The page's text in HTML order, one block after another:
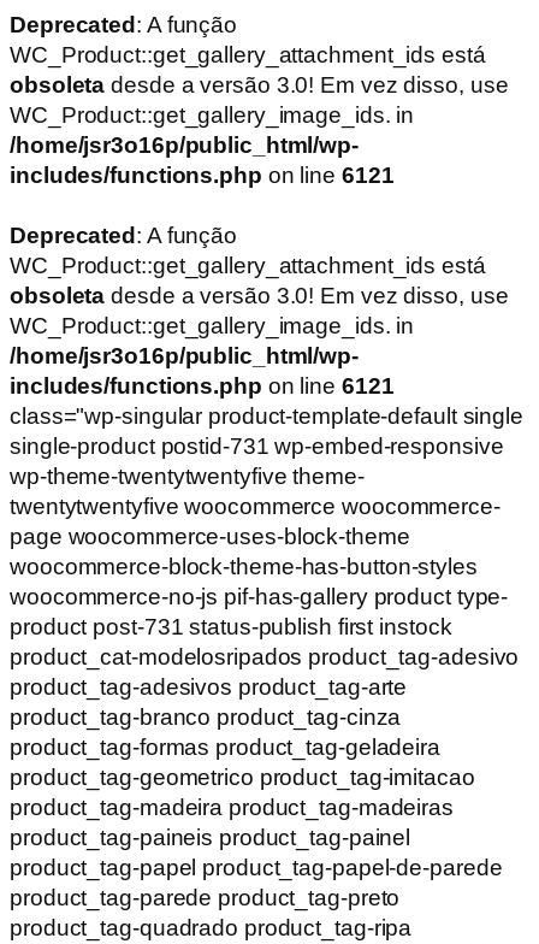
Deprecated : A função
WC_Product::get_gallery_attachment_ids está
obsoleta desde a versão 3.0! Em vez disso, use
WC_Product::get_gallery_image_ids. in
/home/jsr3o16p/public_html/wp-
includes/functions.php on line 6121
Deprecated : A função
WC_Product::get_gallery_attachment_ids está
obsoleta desde a versão 3.0! Em vez disso, use
WC_Product::get_gallery_image_ids. in
/home/jsr3o16p/public_html/wp-
includes/functions.php on line 6121
class="wp-singular product-template-default single
single-product postid-731 wp-embed-responsive
wp-theme-twentytwentyfive theme-
twentytwentyfive woocommerce woocommerce-
page woocommerce-uses-block-theme
woocommerce-block-theme-has-button-styles
woocommerce-no-js pif-has-gallery product type-
product post-731 status-publish first instock
product_cat-modelosripados product_tag-adesivo
product_tag-adesivos product_tag-arte
product_tag-branco product_tag-cinza
product_tag-formas product_tag-geladeira
product_tag-geometrico product_tag-imitacao
product_tag-madeira product_tag-madeiras
product_tag-paineis product_tag-painel
product_tag-papel product_tag-papel-de-parede
product_tag-parede product_tag-preto
product_tag-quadrado product_tag-ripa